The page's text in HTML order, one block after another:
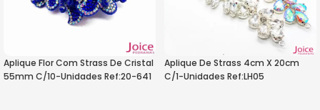
Aplique Flor Com Strass De Cristal
55mm C/10-Unidades Ref:20-641
Aplique De Strass 4cm X 20cm
C/1-Unidades Ref:LH05